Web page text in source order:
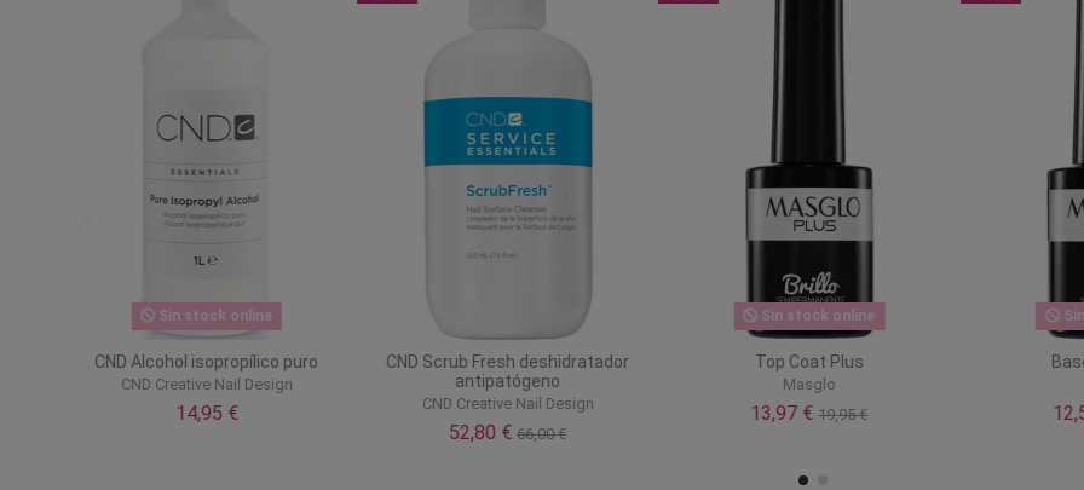
Sin stock online
CND Alcohol isopropílico puro
CND Creative Nail Design
14,95 €
CND Scrub Fresh deshidratador
antipatógeno
CND Creative Nail Design
52,80 €66,00 €
Sin stock online
Top Coat Plus
Masglo
13,97 €19,95 €